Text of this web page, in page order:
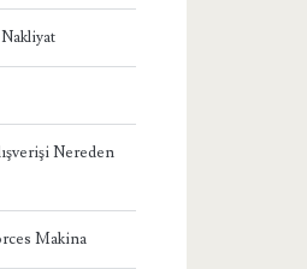
Nereden
Makina